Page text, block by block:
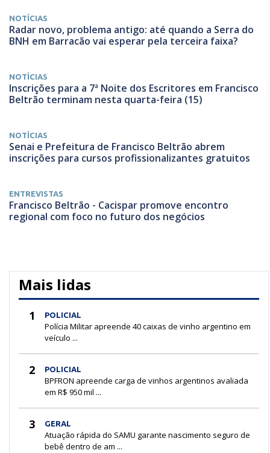
NOTÍCIAS
Radar novo, problema antigo: até quando a Serra do
BNH em Barracão vai esperar pela terceira faixa?
NOTÍCIAS
Inscrições para a 7ª Noite dos Escritores em Francisco
Beltrão terminam nesta quarta-feira (15)
NOTÍCIAS
Senai e Prefeitura de Francisco Beltrão abrem
inscrições para cursos profissionalizantes gratuitos
ENTREVISTAS
Francisco Beltrão - Cacispar promove encontro
regional com foco no futuro dos negócios
Mais lidas
1 POLICIAL
Polícia Militar apreende 40 caixas de vinho argentino em
veículo ...
2 POLICIAL
BPFRON apreende carga de vinhos argentinos avaliada
em R$ 950 mil ...
3 GERAL
Atuação rápida do SAMU garante nascimento seguro de
bebê dentro de am ...